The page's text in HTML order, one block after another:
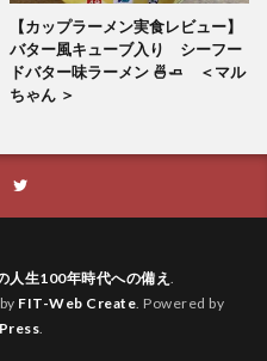
【カップラーメン実食レビュー】
バター風キューブ入り シーフー
ドバター味ラーメン 🍜🧈 ＜マル
ちゃん ＞
人生100年時代への備え .
FIT-Web Create. Powered by
.